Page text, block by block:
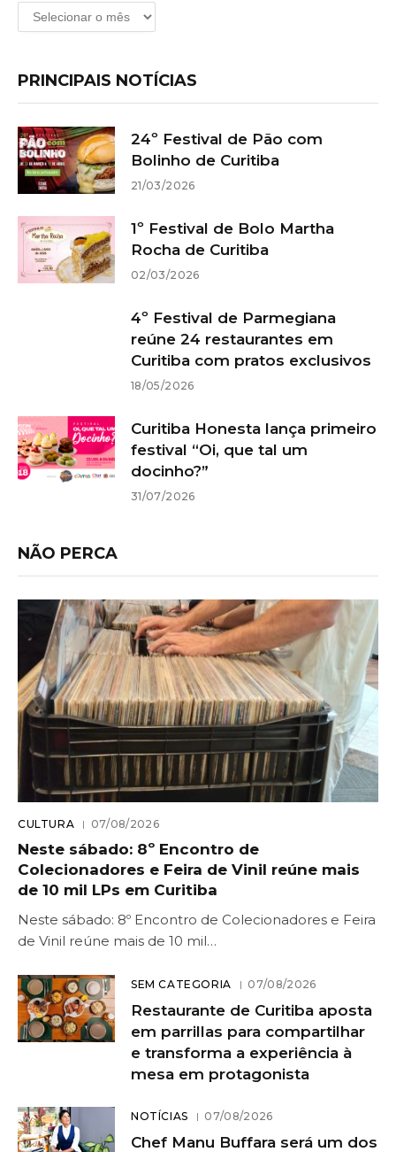
Arquivos
PRINCIPAIS NOTÍCIAS
24º Festival de Pão com
Bolinho de Curitiba
21/03/2026
1º Festival de Bolo Martha
Rocha de Curitiba
02/03/2026
4º Festival de Parmegiana
reúne 24 restaurantes em
Curitiba com pratos exclusivos
18/05/2026
Curitiba Honesta lança primeiro
festival “Oi, que tal um
docinho?”
31/07/2026
NÃO PERCA
CULTURA 07/08/2026
Neste sábado: 8º Encontro de
Colecionadores e Feira de Vinil reúne mais
de 10 mil LPs em Curitiba
Neste sábado: 8º Encontro de Colecionadores e Feira
de Vinil reúne mais de 10 mil…
SEM CATEGORIA 07/08/2026
Restaurante de Curitiba aposta
em parrillas para compartilhar
e transforma a experiência à
mesa em protagonista
NOTÍCIAS 07/08/2026
Chef Manu Buffara será um dos